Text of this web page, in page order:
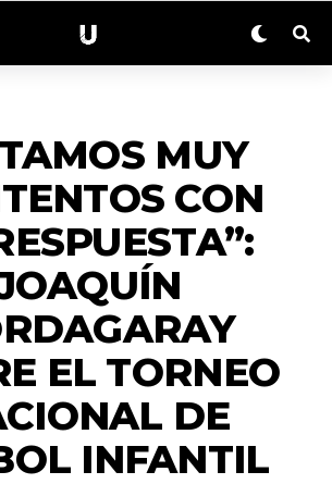
MUY
CON
EL TORNEO
DE
INFANTIL